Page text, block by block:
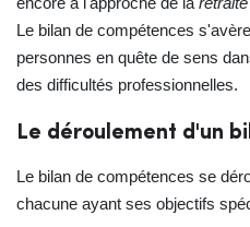
Le bilan de compétences
personnes en quête de sens
des difficultés professionnelles.
Le déroulement d'un
Le bilan de compétences se
chacune ayant ses objectifs